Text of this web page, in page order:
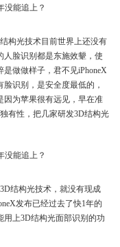
构光技术目前世界上还没有
人脸识别都是东施效颦，使
做做样子，君不见iPhoneX
识别，是安全度最低的，
因为苹果很有远见，早在准
有性，把几家研发3D结构光
结构光技术，就没有现成
发布已经过去了快1年的
用上3D结构光面部识别的功